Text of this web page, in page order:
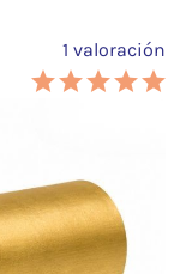
1 valoración